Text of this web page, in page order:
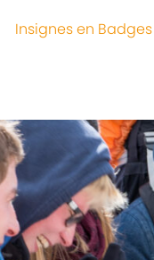
Insignes en Badges